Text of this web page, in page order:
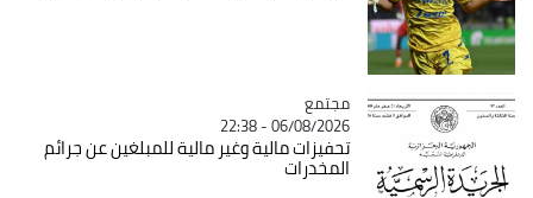
Catégorie
مجتمع
06/08/2026 - 22:38
تحفيزات مالية وغير مالية للمبلغين عن جرائم
المخدرات